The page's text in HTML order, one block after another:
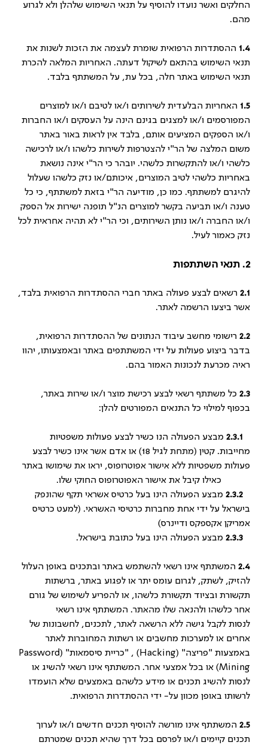
החלקים ואשר נועדו להוסיף על תנאי השימוש שלהלן ולא לגרוע
מהם.
1.4 ההסתדרות הרפואית שומרת לעצמה את הזכות לשנות את
תנאי השימוש בהתאם לשיקול דעתה. האחריות המלאה להכרת
תנאי השימוש באתר חלה, בכל עת, על המשתתף בלבד.
1.5 האחריות הבלעדית לשירותים ו/או לטיבם ו/או למוצרים
המפורסמים ו/או למצגים בגינם הינה על העסקים ו/או החברות
ו/או הספקים המציעים אותם, בלבד אין לראות באור באתר
משום המלצה של הר"י להצטרפות לשירות כלשהו ו/או לרכישה
כלשהי ו/או להתקשרות כלשהי. יובהר כי הר"י אינה נושאת
באחריות כלשהי לטיב המוצרים, איכותם/או נזק כלשהו שעלול
להיגרם למשתתף. כמו כן, מודיעה הר"י בזאת למשתתף, כי כל
טענה ו/או תביעה בקשר למוצרים הנ"ל תופנה ישירות אל הספק
ו/או החברה ו/או נותן השירותים, וכי הר"י לא תהיה אחראית לכל
נזק כאמור לעיל.
2. תנאי השתתפות
2.1 רשאים לבצע פעולה באתר חברי ההסתדרות הרפואית בלבד,
אשר ביצעו הרשמה לאתר.
2.2 רישומי מחשב עיבוד הנתונים של ההסתדרות הרפואית,
בדבר ביצוע פעולות על ידי המשתתפים באתר ובאמצעותו, יהוו
ראיה מכרעת לנכונות האמור בהם.
2.3 כל משתתף רשאי לבצע רכישת מוצר ו/או שירות באתר,
בכפוף למילוי כל התנאים המפורטים להלן:
מבצע הפעולה הנו כשיר לבצע פעולות משפטיות
מחייבות. קטין (מתחת לגיל 18) או אדם אשר אינו כשיר לבצע
פעולות משפטיות ללא אישור אפוטרופוס, יראו את שימושו באתר
כאילו קיבל את אישור האפוטרופוס החוקי שלו.
מבצע הפעולה הינו בעל כרטיס אשראי תקף שהונפק
בישראל על ידי אחת מחברות כרטיסי האשראי. (למעט כרטיס
אמריקן אקספקס ודיינרס)
2.3.3 מבצע הפעולה הינו בעל כתובת בישראל.
2.4 המשתתף אינו רשאי להשתמש באתר ובתכנים באופן העלול
להזיק, לשתק, לגרום עומס יתר או לפגוע באתר, ברשתות
תקשורת ובציוד תקשורת כלשהו, או להפריע לשימוש של גורם
אחר כלשהו ולהנאה שלו מהאתר. המשתתף אינו רשאי
לנסות לקבל גישה ללא הרשאה לאתר, לתכנים, לחשבונות של
אחרים או למערכות מחשבים או רשתות המחוברות לאתר
באמצעות "פריצה" (Hacking ) , "כריית סיסמאות" (Password
Mining) או בכל אמצעי אחר. המשתתף אינו רשאי להשיג או
לנסות להשיג תכנים או מידע כלשהם באמצעים שלא הועמדו
לרשותו באופן מכוון על- ידי ההסתדרות הרפואית.
2.5 המשתתף אינו מורשה להוסיף תכנים חדשים ו/או לערוך
תכנים קיימים ו/או לפרסם בכל דרך שהיא תכנים שמטרתם